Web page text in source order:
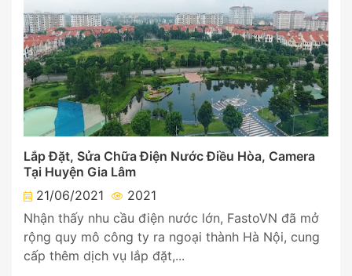
Lắp Đặt, Sửa Chữa Điện Nước Điều Hòa, Camera
Tại Huyện Gia Lâm
21/06/2021
2021
Nhận thấy nhu cầu điện nước lớn, FastoVN đã mở
rộng quy mô công ty ra ngoại thành Hà Nội, cung
cấp thêm dịch vụ lắp đặt,...